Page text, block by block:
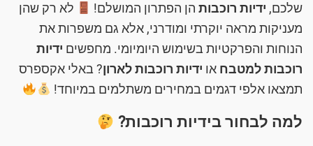
שלכם, ידיות רוכבות הן הפתרון המושלם!
לא רק שהן
מעניקות מראה יוקרתי ומודרני, אלא גם משפרות את
הנוחות והפרקטיות בשימוש היומיומי. מחפשים ידיות
רוכבות למטבח או ידיות רוכבות לארון? באלי אקספרס
תמצאו אלפי דגמים במחירים משתלמים במיוחד!
למה לבחור בידיות רוכבות?